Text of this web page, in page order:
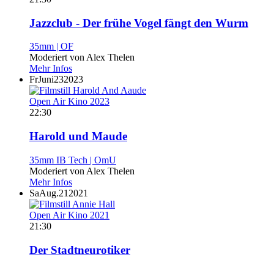
Jazzclub - Der frühe Vogel fängt den Wurm
35mm | OF
Moderiert von Alex Thelen
Mehr Infos
FrJuni232023
Open Air Kino 2023
22:30
Harold und Maude
35mm IB Tech | OmU
Moderiert von Alex Thelen
Mehr Infos
SaAug.21 2021
Open Air Kino 2021
21:30
Der Stadtneurotiker